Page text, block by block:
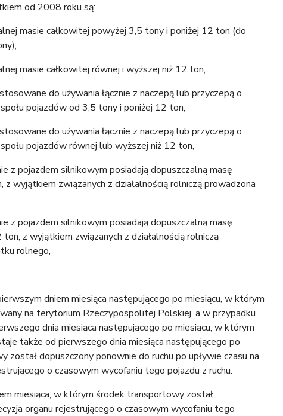
od 2008 roku są:
masie całkowitej powyżej 3,5 tony i poniżej 12 ton (do
masie całkowitej równej i wyższej niż 12 ton,
do używania łącznie z naczepą lub przyczepą o
pojazdów od 3,5 tony i poniżej 12 ton,
do używania łącznie z naczepą lub przyczepą o
pojazdów równej lub wyższej niż 12 ton,
z pojazdem silnikowym posiadają dopuszczalną masę
wyjątkiem związanych z działalnością rolniczą prowadzona
z pojazdem silnikowym posiadają dopuszczalną masę
z wyjątkiem związanych z działalnością rolniczą
rolnego,
dniem miesiąca następującego po miesiącu, w którym
na terytorium Rzeczypospolitej Polskiej, a w przypadku
dnia miesiąca następującego po miesiącu, w którym
także od pierwszego dnia miesiąca następującego po
dopuszczony ponownie do ruchu po upływie czasu na
o czasowym wycofaniu tego pojazdu z ruchu.
miesiąca, w którym środek transportowy został
organu rejestrującego o czasowym wycofaniu tego